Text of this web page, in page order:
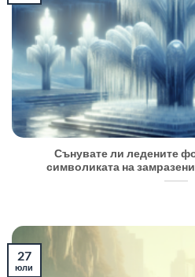
Сънувате ли ледените
символиката на
27
юли